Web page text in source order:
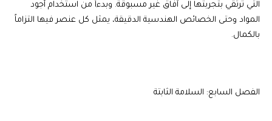
التي ترتقي بتجربتها إلى آفاق غير مسبوقة. وبدءاً من استخدام أجود
المواد وحتى الخصائص الهندسية الدقيقة، يمثل كل عنصر فيها التزاماً
بالكمال.
الفصل السابع: السلامة الثابتة